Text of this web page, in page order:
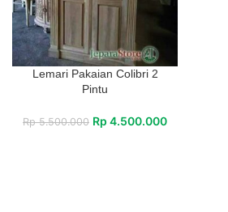
Lemari Pakaian Colibri 2
Pintu
Rp5.500.000 Rp 4.500.000